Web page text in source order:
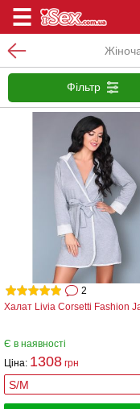
Фільтр
Халат Livia Corsetti Fashion
2
Є в наявності
Ціна: 1308 грн